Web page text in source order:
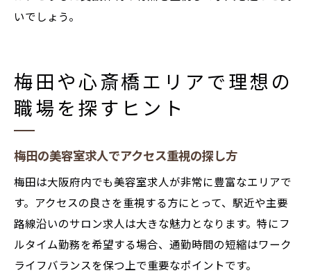
いでしょう。
梅田や心斎橋エリアで理想の
職場を探すヒント
梅田の美容室求人でアクセス重視の探し方
梅田は大阪府内でも美容室求人が非常に豊富なエリアで
す。アクセスの良さを重視する方にとって、駅近や主要
路線沿いのサロン求人は大きな魅力となります。特にフ
ルタイム勤務を希望する場合、通勤時間の短縮はワーク
ライフバランスを保つ上で重要なポイントです。